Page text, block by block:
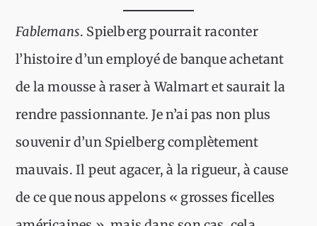
Fablemans. Spielberg pourrait raconter
l’histoire d’un employé de banque achetant
de la mousse à raser à Walmart et saurait la
rendre passionnante. Je n’ai pas non plus
souvenir d’un Spielberg complètement
mauvais. Il peut agacer, à la rigueur, à cause
de ce que nous appelons « grosses ficelles